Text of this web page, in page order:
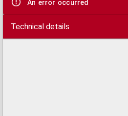
An error occurred
Technical details